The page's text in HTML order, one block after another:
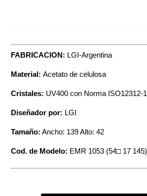
FABRICACION: LGI-Argentina
Material:Acetato de celulosa
Cristales: UV400 con Norma ISO12312-1
Diseñador por: LGI
Tamaño: Ancho: 139 Alto: 42
Cod. de Modelo: EMR 1053 (54□ 17 145)